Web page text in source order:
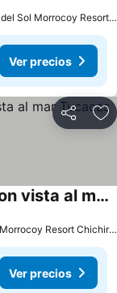
a 13.7 km de: Islas del Sol Morrocoy Resort Chichiriviche
Ver precios
Compartir
Destino Marino Apartamento con vista al mar Tucacas
a 13.4 km de: Islas del Sol Morrocoy Resort Chichiriviche
Ver precios